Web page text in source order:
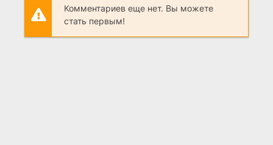
Комментариев еще нет. Вы можете
стать первым!